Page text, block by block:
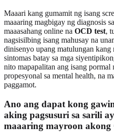
Maaari kang gumamit ng isang
maaaring magbigay ng diagnosis
maaasahang online na OCD test,
nagsisilbing isang mahusay na
dinisenyo upang matulungan kang
sintomas batay sa mga
nito mapapalitan ang isang pormal
propesyonal sa mental health, na
paggamot.
Ano ang dapat kong
aking pagsusuri sa sarili
maaaring mayroon akong